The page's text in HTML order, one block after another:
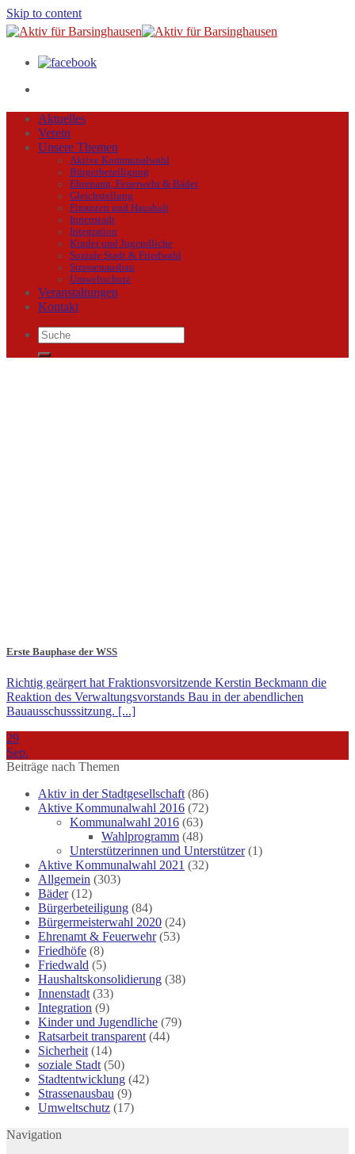
Skip to content
Aktuelles
Verein
Unsere Themen
Aktive Kommunalwahl
Bürgerbeteiligung
Ehrenamt, Feuerwehr & Bäder
Gleichstellung
Finanzen und Haushalt
Innenstadt
Integration
Kinder und Jugendliche
Soziale Stadt & Friedwald
Strassenausbau
Umweltschutz
Veranstaltungen
Kontakt
Erste Bauphase der WSS
Richtig geärgert hat Fraktionsvorsitzende Kerstin Beckmann die
Reaktion des Verwaltungsvorstands Bau in der abendlichen
Bauausschusssitzung. [...]
29
Sep.
Beiträge nach Themen
Aktiv in der Stadtgesellschaft (86)
Aktive Kommunalwahl 2016 (72)
Kommunalwahl 2016 (63)
Wahlprogramm (48)
Unterstützerinnen und Unterstützer(1)
Aktive Kommunalwahl 2021 (32)
Allgemein (303)
Bäder(12)
Bürgerbeteiligung (84)
Bürgermeisterwahl 2020 (24)
Ehrenamt & Feuerwehr(53)
Friedhöfe (8)
Friedwald (5)
Haushaltskonsolidierung (38)
Innenstadt (33)
Integration (9)
Kinder und Jugendliche (79)
Ratsarbeit transparent (44)
Sicherheit (14)
soziale Stadt (50)
Stadtentwicklung (42)
Strassenausbau (9)
Umweltschutz (17)
Navigation